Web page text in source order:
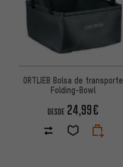
ORTLIEB Bolsa de transporte
Folding-Bowl
DESDE 24,99€